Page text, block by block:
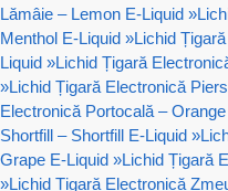
Lămâie – Lemon E-Liquid »
Menthol E-Liquid »Lichid
Liquid »Lichid Țigară
»Lichid Țigară Electronică
Electronică Portocală –
Shortfill – Shortfill E-Liquid »
Grape E-Liquid »Lichid Țigară
»Lichid Țigară Electronică